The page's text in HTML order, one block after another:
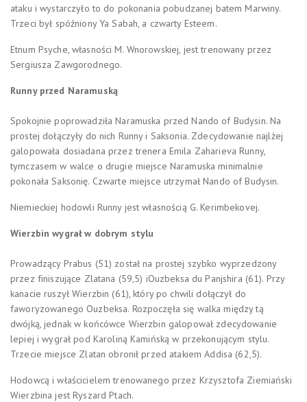
ataku i wystarczyło to do pokonania pobudzanej batem Marwiny.
Trzeci był spóźniony Ya Sabah, a czwarty Esteem.
Etnum Psyche, własności M. Wnorowskiej, jest trenowany przez
Sergiusza Zawgorodnego.
Runny przed Naramuską
Spokojnie poprowadziła Naramuska przed Nando of Budysin. Na
prostej dołączyły do nich Runny i Saksonia. Zdecydowanie najlżej
galopowała dosiadana przez trenera Emila Zaharieva Runny,
tymczasem w walce o drugie miejsce Naramuska minimalnie
pokonała Saksonię. Czwarte miejsce utrzymał Nando of Budysin.
Niemieckiej hodowli Runny jest własnością G. Kerimbekovej.
Wierzbin wygrał w dobrym stylu
Prowadzący Prabus (51) został na prostej szybko wyprzedzony
przez finiszujące Zlatana (59,5) iOuzbeksa du Panjshira (61). Przy
kanacie ruszył Wierzbin (61), który po chwili dołączył do
faworyzowanego Ouzbeksa. Rozpoczęła się walka między tą
dwójką, jednak w końcówce Wierzbin galopował zdecydowanie
lepiej i wygrał pod Karoliną Kamińską w przekonującym stylu.
Trzecie miejsce Zlatan obronił przed atakiem Addisa (62,5).
Hodowcą i właścicielem trenowanego przez Krzysztofa Ziemiański
Wierzbina jest Ryszard Ptach.